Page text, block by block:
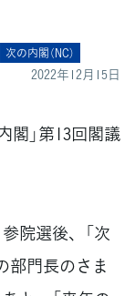
次の内閣（NC）
2022年12月15日
閣」第13回閣議
院選後、「次
部門長のさま